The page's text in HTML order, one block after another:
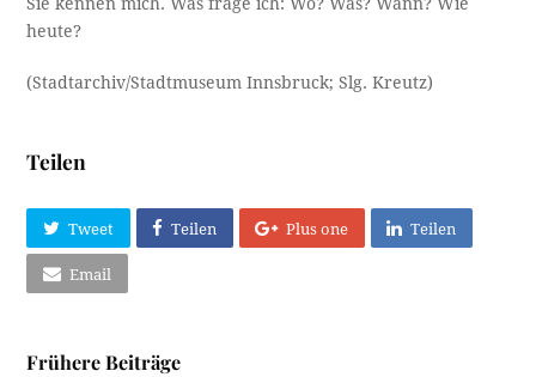
heute?
(Stadtarchiv/Stadtmuseum Innsbruck; Slg. Kreutz)
Teilen
Tweet Teilen Plus one Teilen
Email
Frühere Beiträge